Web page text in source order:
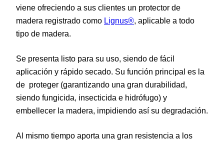
viene ofreciendo a sus clientes un protector de
madera registrado como Lignus®, aplicable a todo
tipo de madera.
Se presenta listo para su uso, siendo de fácil
aplicación y rápido secado. Su función principal es la
de proteger (garantizando una gran durabilidad,
siendo fungicida, insecticida e hidrófugo) y
embellecer la madera, impidiendo así su degradación.
Al mismo tiempo aporta una gran resistencia a los